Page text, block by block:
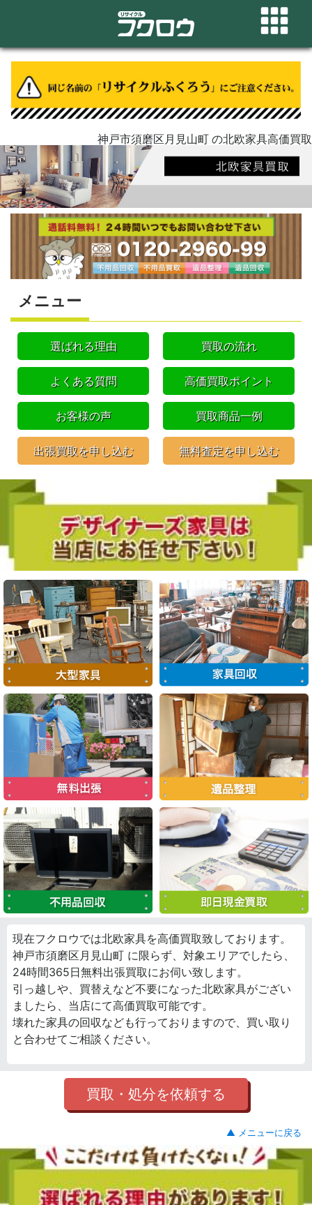
神戸市須磨区月見山町 の北欧家具高価買取
メニュー
選ばれる理由 買取の流れ
よくある質問 高価買取ポイント
お客様の声 買取商品一例
出張買取を申し込む 無料査定を申し込む
現在フクロウでは北欧家具を高価買取致しております。
神戸市須磨区月見山町 に限らず、対象エリアでしたら、
24時間365日無料出張買取にお伺い致します。
引っ越しや、買替えなど不要になった北欧家具がござい
ましたら、当店にて高価買取可能です。
壊れた家具の回収なども行っておりますので、買い取り
と合わせてご相談ください。
買取・処分を依頼する
▲ メニューに戻る